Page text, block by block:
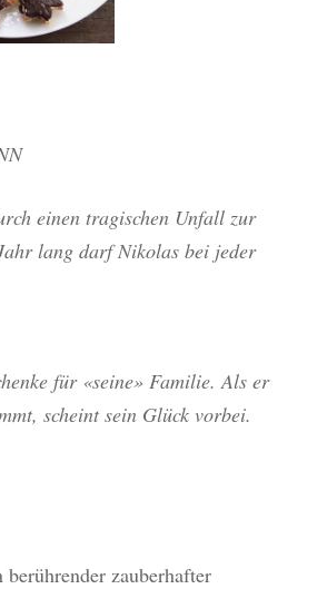
einen tragischen Unfall zur
lang darf Nikolas bei jeder
für «seine» Familie. Als er
scheint sein Glück vorbei.
zauberhafter